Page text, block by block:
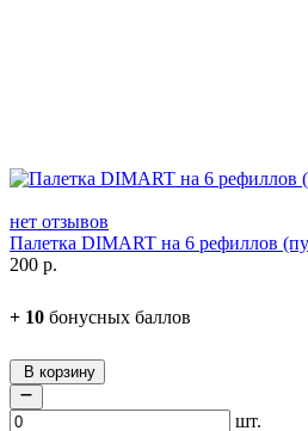
нет отзывов
Палетка DIMART на 6 рефиллов
200 р.
+ 10 бонусных баллов
В корзину
шт.